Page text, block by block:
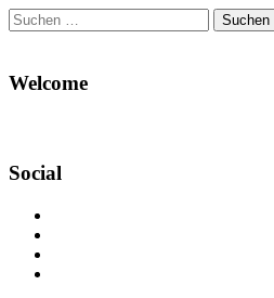
Suchen
nach:
Welcome
Social